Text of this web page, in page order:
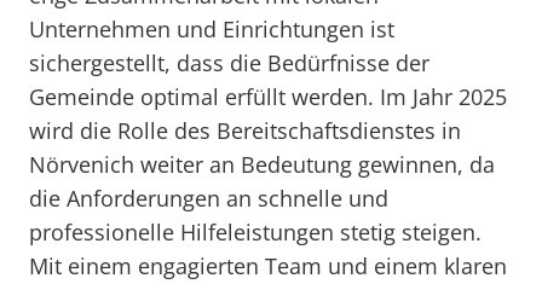
Unternehmen und Einrichtungen ist
sichergestellt, dass die Bedürfnisse der
Gemeinde optimal erfüllt werden. Im Jahr 2025
wird die Rolle des Bereitschaftsdienstes in
Nörvenich weiter an Bedeutung gewinnen, da
die Anforderungen an schnelle und
professionelle Hilfeleistungen stetig steigen.
Mit einem engagierten Team und einem klaren